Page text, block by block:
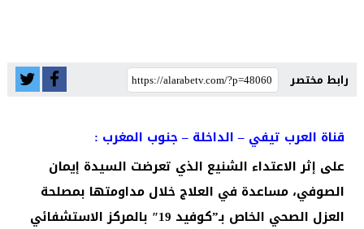
رابط مختصر
قناة العرب تيفي – الداخلة – جنوب المغرب :
على إثر الاعتداء الشنيع الذي تعرضت السيدة إيمان
الصوفي، مساعدة في العلاج خلال مداومتها بمصلحة
العزل الصحي الخاص بـ”كوفيد 19″ بالمركز الاستشفائي